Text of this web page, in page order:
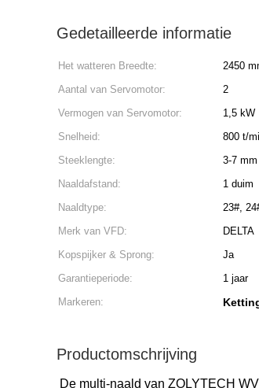
Gedetailleerde informatie
Het watteren Breedte: 2450
Aantal van Servomotor:
2
Vermogen van Servomotor:
1,5 kW
Snelheid:
800 t/
Steeklengte:
3-7 mm
Naaldafstand:
1 duim
Naaldtype:
23#,
Merk van VFD:
DELTA
Kopspijker & Sprong:
Ja
Garantieperiode:
1 jaar
Markeren:
Productomschrijving
De multi-naald van ZOLYTECH